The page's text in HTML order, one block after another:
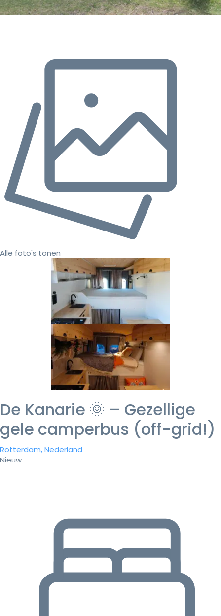
Alle foto's tonen
De Kanarie 🌞 – Gezellige
gele camperbus (off-grid!)
Rotterdam, Nederland
Nieuw